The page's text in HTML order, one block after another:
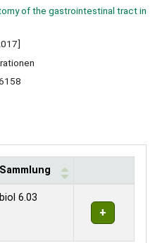
of the gastrointestinal tract in
Sammlung
biol 6.03